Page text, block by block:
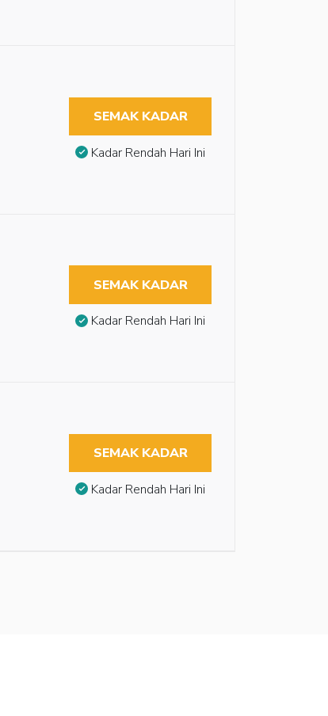
SEMAK KADAR
Kadar Rendah Hari Ini
SEMAK KADAR
Kadar Rendah Hari Ini
SEMAK KADAR
Kadar Rendah Hari Ini